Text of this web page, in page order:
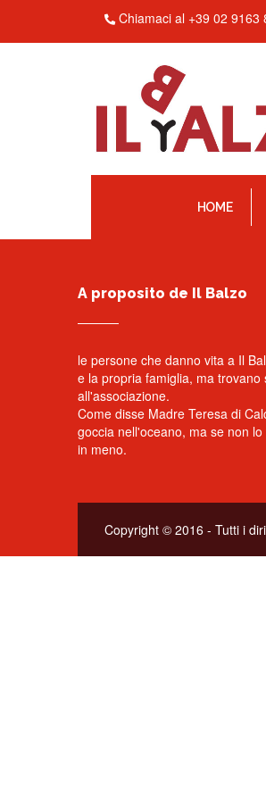
Chiamaci al +39 02 9163
HOME
A proposito de Il Balzo
le persone che danno vita a Il
e la propria famiglia, ma
all'associazione.
Come disse Madre Teresa di
goccia nell'oceano, ma se non
in meno.
Copyright © 2016 - Tutti i